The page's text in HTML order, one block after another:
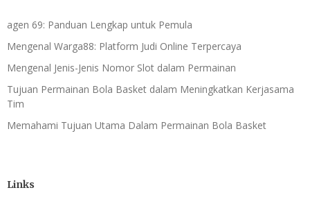
agen 69: Panduan Lengkap untuk Pemula
Mengenal Warga88: Platform Judi Online Terpercaya
Mengenal Jenis-Jenis Nomor Slot dalam Permainan
Tujuan Permainan Bola Basket dalam Meningkatkan Kerjasama
Tim
Memahami Tujuan Utama Dalam Permainan Bola Basket
Links